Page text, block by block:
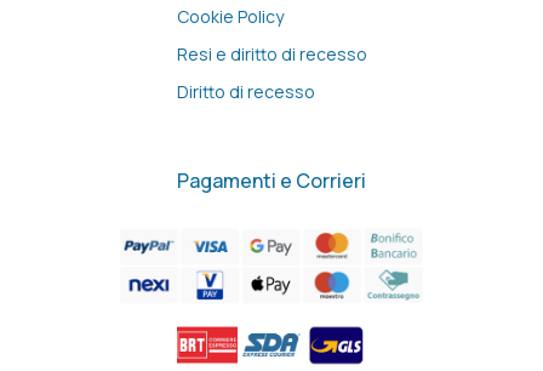
Cookie Policy
Resi e diritto di recesso
Diritto di recesso
Pagamenti e Corrieri